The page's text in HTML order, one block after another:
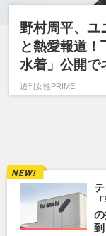
野村周平、ユ
と熱愛報道！
水着」公開で
週刊女性PRIME
到